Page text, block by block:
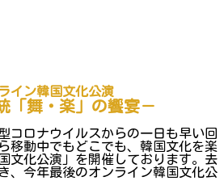
イン韓国文化公演
「舞・楽」の饗宴－
コロナウイルスからの一日も早い回
移動中でもどこでも、韓国文化を楽
文化公演」を開催しております。去
、今年最後のオンライン韓国文化公